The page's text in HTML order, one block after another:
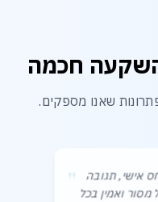
חכמה
שאנו מספקים.
"
אישי, תגובה
ואמין בכל